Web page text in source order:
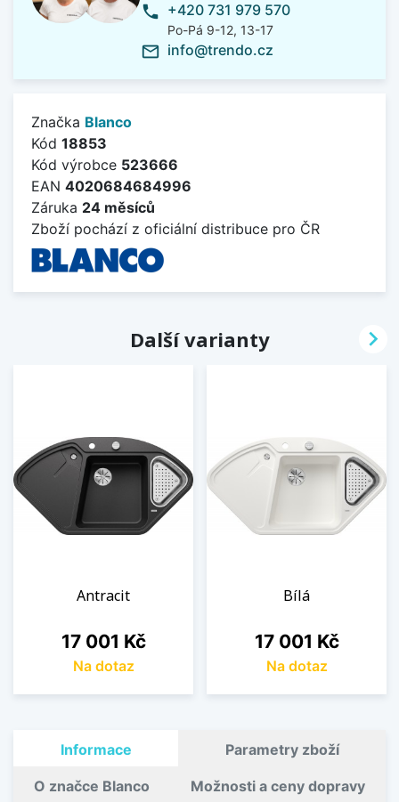
phone +420 731 979 570
Po-Pá 9-12, 13-17
mail_outline info@trendo.cz
Značka Blanco
Kód 18853
Kód výrobce 523666
EAN 4020684684996
Záruka 24 měsíců
Zboží pochází z oficiální distribuce pro ČR
Další varianty
Antracit
Cena
17 001 Kč
Na dotaz
Bílá
Cena
17 001 Kč
Na dotaz

Informace Parametry zboží
O značce Blanco Možnosti a ceny dopravy